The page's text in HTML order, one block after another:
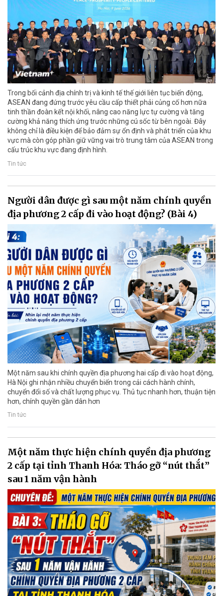
Trong bối cảnh địa chính trị và kinh tế thế giới liên tục biến động,
ASEAN đang đứng trước yêu cầu cấp thiết phải củng cố hơn nữa
tinh thần đoàn kết nội khối, nâng cao năng lực tự cường và tăng
cường khả năng thích ứng trước những cú sốc từ bên ngoài. Đây
không chỉ là điều kiện để bảo đảm sự ổn định và phát triển của khu
vực mà còn góp phần giữ vững vai trò trung tâm của ASEAN trong
cấu trúc khu vực đang định hình.
Tin tức
Người dân được gì sau một năm chính quyền
địa phương 2 cấp đi vào hoạt động? (Bài 4)
Một năm sau khi chính quyền địa phương hai cấp đi vào hoạt động,
Hà Nội ghi nhận nhiều chuyển biến trong cải cách hành chính,
chuyển đổi số và chất lượng phục vụ. Thủ tục nhanh hơn, thuận tiện
hơn, chính quyền gần dân hơn
Tin tức
Một năm thực hiện chính quyền địa phương
2 cấp tại tỉnh Thanh Hóa: Tháo gỡ “nút thắt”
sau 1 năm vận hành